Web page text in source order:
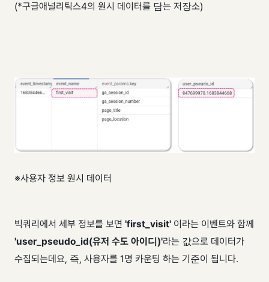
(*구글애널리틱스4의 원시 데이터를 담는 저장소)
※사용자 정보 원시 데이터
빅쿼리에서 세부 정보를 보면 'first_visit' 이라는 이벤트와 함께
'user_pseudo_id(유저 수도 아이디)'라는 값으로 데이터가
수집되는데요, 즉, 사용자를 1명 카운팅 하는 기준이 됩니다.